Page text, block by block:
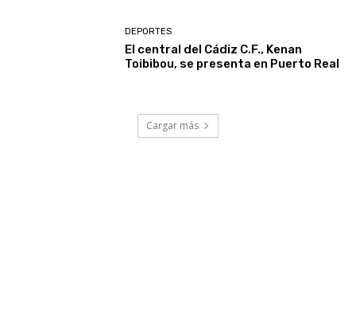
DEPORTES
El central del Cádiz C.F., Kenan
Toibibou, se presenta en Puerto Real
Cargar más